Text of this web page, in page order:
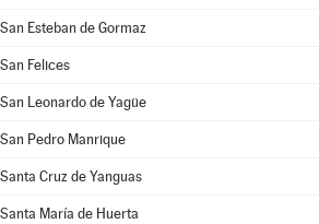
San Esteban de Gormaz
San Felices
San Leonardo de Yagüe
San Pedro Manrique
Santa Cruz de Yanguas
Santa María de Huerta